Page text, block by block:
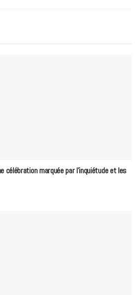
célébration marquée par l’inquiétude et les